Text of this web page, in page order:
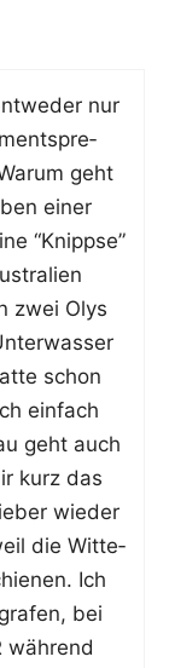
nur
geht
einer
“Knipp­se”
zwei Olys
schon
ein­fach
geht auch
kurz das
wie­der
die Wit­te­
Ich
bei
wäh­rend